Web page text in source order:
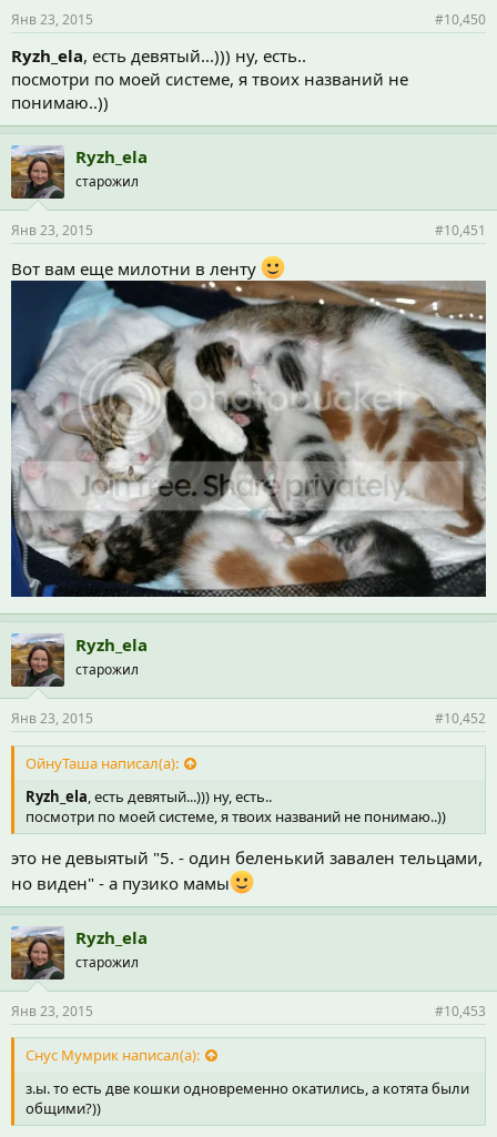
Янв 23, 2015 #10,450
Ryzh_ela, есть девятый...))) ну, есть..
посмотри по моей системе, я твоих названий не
понимаю..))
Ryzh_ela
старожил
Янв 23, 2015 #10,451
Вот вам еще милотни в ленту
Ryzh_ela
старожил
Янв 23, 2015 #10,452
ОйнуТаша написал(а):
Ryzh_ela , есть девятый...))) ну, есть..
посмотри по моей системе, я твоих названий не понимаю..))
это не девыятый "5. - один беленький завален тельцами,
но виден" - а пузико мамы
Ryzh_ela
старожил
Янв 23, 2015 #10,453
Снус Мумрик написал(а):
з.ы. то есть две кошки одновременно окатились, а котята были
общими?))